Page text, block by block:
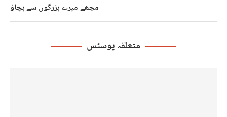
مجھے میرے بزرگوں سے بچاؤ
متعلقہ پوسٹس